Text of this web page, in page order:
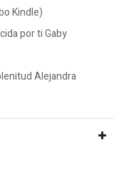
Kindle)
por ti Gaby
Alejandra